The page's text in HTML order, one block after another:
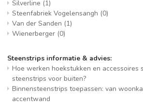
Silverline (1)
Steenfabriek Vogelensangh (0)
Van der Sanden (1)
Wienerberger (0)
Steenstrips informatie & advies:
Hoe werken hoekstukken en accessoires
steenstrips voor buiten?
Binnensteenstrips toepassen: van
accentwand